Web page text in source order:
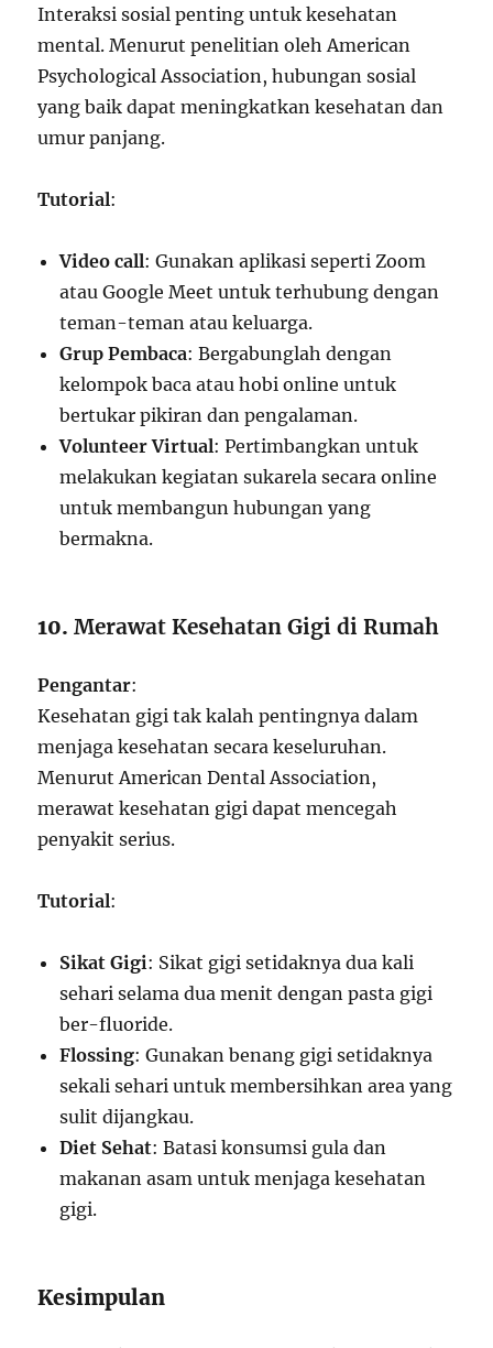
Interaksi sosial penting untuk kesehatan
mental. Menurut penelitian oleh American
Psychological Association, hubungan sosial
yang baik dapat meningkatkan kesehatan dan
umur panjang.
Tutorial:
Video call: Gunakan aplikasi seperti Zoom
atau Google Meet untuk terhubung dengan
teman-teman atau keluarga.
Grup Pembaca: Bergabunglah dengan
kelompok baca atau hobi online untuk
bertukar pikiran dan pengalaman.
Volunteer Virtual: Pertimbangkan untuk
melakukan kegiatan sukarela secara online
untuk membangun hubungan yang
bermakna.
10.Merawat Kesehatan Gigi di Rumah
Pengantar:
Kesehatan gigi tak kalah pentingnya dalam
menjaga kesehatan secara keseluruhan.
Menurut American Dental Association,
merawat kesehatan gigi dapat mencegah
penyakit serius.
Tutorial:
Sikat Gigi: Sikat gigi setidaknya dua kali
sehari selama dua menit dengan pasta gigi
ber-fluoride.
Flossing: Gunakan benang gigi setidaknya
sekali sehari untuk membersihkan area yang
sulit dijangkau.
Diet Sehat: Batasi konsumsi gula dan
makanan asam untuk menjaga kesehatan
gigi.
Kesimpulan